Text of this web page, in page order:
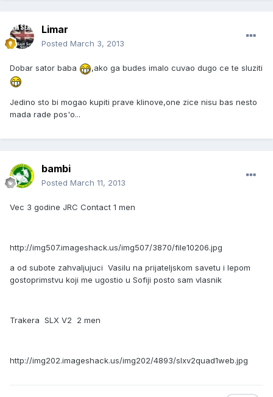
Limar
Posted March 3, 2013
Dobar sator baba ,ako ga budes imalo cuvao dugo ce te sluziti
Jedino sto bi mogao kupiti prave klinove,one zice nisu bas nesto
mada rade pos'o...
bambi
Posted March 11, 2013
Vec 3 godine JRC Contact 1 men
http://img507.imageshack.us/img507/3870/file10206.jpg
a od subote zahvaljujuci Vasilu na prijateljskom savetu i lepom
gostoprimstvu koji me ugostio u Sofiji posto sam vlasnik
Trakera SLX V2 2 men
http://img202.imageshack.us/img202/4893/slxv2quad1web.jpg